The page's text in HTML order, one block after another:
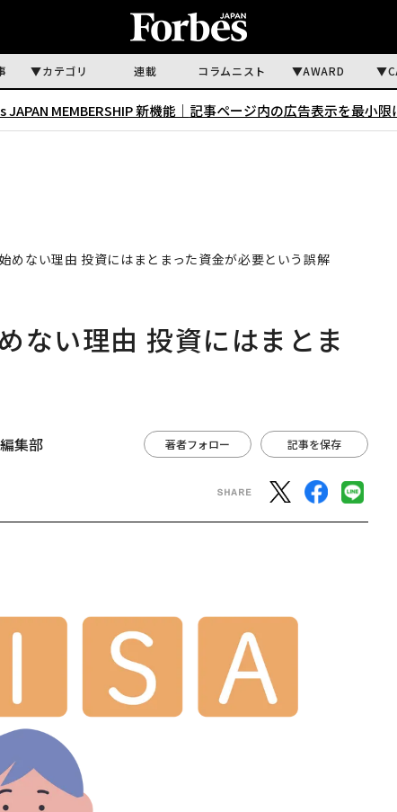
カテゴリ 連載 コラムニスト AWARD
JAPAN MEMBERSHIP 新機能｜ 記事ページ内の広告表示を最小限
めない理由 投資にはまとまった資金が必要という誤解
ない理由 投資にはまとま
集部 著者フォロー 記事を保存